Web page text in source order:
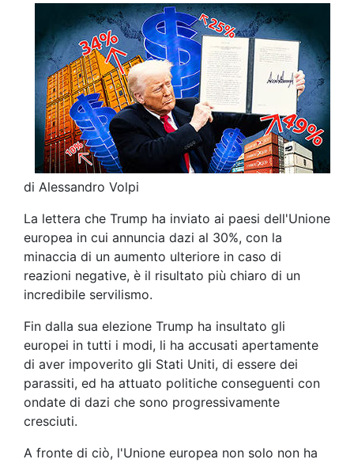
di Alessandro Volpi
La lettera che Trump ha inviato ai paesi dell'Unione
europea in cui annuncia dazi al 30%, con la
minaccia di un aumento ulteriore in caso di
reazioni negative, è il risultato più chiaro di un
incredibile servilismo.
Fin dalla sua elezione Trump ha insultato gli
europei in tutti i modi, li ha accusati apertamente
di aver impoverito gli Stati Uniti, di essere dei
parassiti, ed ha attuato politiche conseguenti con
ondate di dazi che sono progressivamente
cresciuti.
A fronte di ciò, l'Unione europea non solo non ha